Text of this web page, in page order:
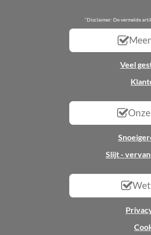
“Disclaimer: De vermelde
Veel
Slijt -